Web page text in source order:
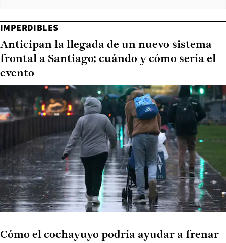
IMPERDIBLES
Anticipan la llegada de un nuevo sistema
frontal a Santiago: cuándo y cómo sería el
evento
Cómo el cochayuyo podría ayudar a frenar